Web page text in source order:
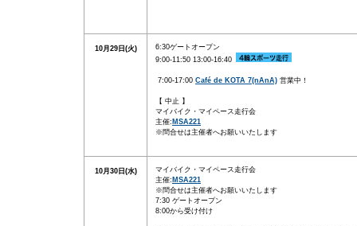
10月29日(火)
6:30ゲートオープン
9:00-11:50 13:00-16:40
7:00-17:00 Café de KOTA 7(nAnA) 営業中！
【 中止 】
マイバイク・マイペース走行会
主催: MSA221
※問合せは主催者へお願いいたします
10月30日(水)
マイバイク・マイペース走行会
主催: MSA221
※問合せは主催者へお願いいたします
7:30 ゲートオープン
8:00から受け付け